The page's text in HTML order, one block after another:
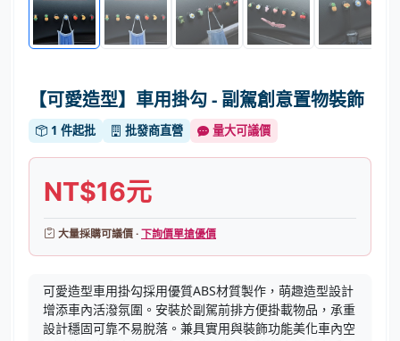
【可愛造型】車用掛勾 - 副駕創意置物裝飾
1 件起批 批發商直營 量大可議價
NT$16元
大量採購可議價 ·下詢價單搶優價
可愛造型車用掛勾採用優質ABS材質製作，萌趣造型設計
增添車內活潑氛圍。安裝於副駕前排方便掛載物品，承重
設計穩固可靠不易脫落。兼具實用與裝飾功能美化車內空